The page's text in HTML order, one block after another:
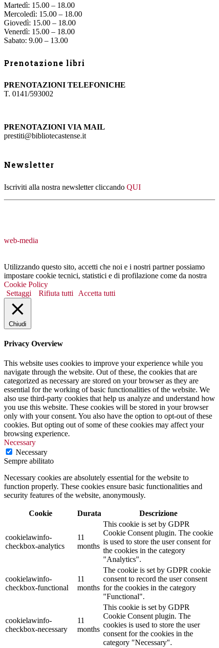
Martedì: 15.00 – 18.00
Mercoledì: 15.00 – 18.00
Giovedì: 15.00 – 18.00
Venerdì: 15.00 – 18.00
Sabato: 9.00 – 13.00
Prenotazione libri
PRENOTAZIONI TELEFONICHE
T. 0141/593002
PRENOTAZIONI VIA MAIL
prestiti@bibliotecastense.it
Newsletter
Iscriviti alla nostra newsletter cliccando QUI
web-media
Utilizzando questo sito, accetti che noi e i nostri partner possiamo
impostare cookie tecnici, statistici e di profilazione come da nostra
Cookie Policy
Settaggi
Rifiuta tutti Accetta tutti
Chiudi
Privacy Overview
This website uses cookies to improve your experience while you
navigate through the website. Out of these, the cookies that are
categorized as necessary are stored on your browser as they are
essential for the working of basic functionalities of the website. We
also use third-party cookies that help us analyze and understand how
you use this website. These cookies will be stored in your browser
only with your consent. You also have the option to opt-out of these
cookies. But opting out of some of these cookies may affect your
browsing experience.
Necessary
Necessary
Sempre abilitato
Necessary cookies are absolutely essential for the website to
function properly. These cookies ensure basic functionalities and
security features of the website, anonymously.
Cookie Durata Descrizione
cookielawinfo-
checkbox-analytics
11
months
This cookie is set by GDPR
Cookie Consent plugin. The cookie
is used to store the user consent for
the cookies in the category
"Analytics".
cookielawinfo-
checkbox-functional
11
months
The cookie is set by GDPR cookie
consent to record the user consent
for the cookies in the category
"Functional".
cookielawinfo-
checkbox-necessary
11
months
This cookie is set by GDPR
Cookie Consent plugin. The
cookies is used to store the user
consent for the cookies in the
category "Necessary".